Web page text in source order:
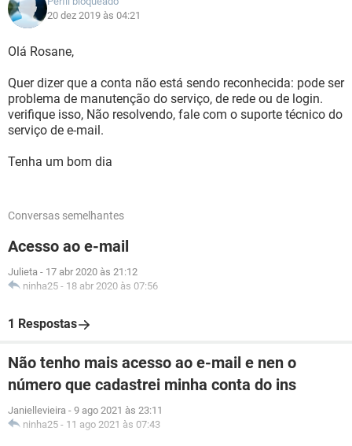
20 dez 2019 às 04:21
Olá Rosane,
Quer dizer que a conta não está sendo reconhecida: pode ser
problema de manutenção do serviço, de rede ou de login.
verifique isso, Não resolvendo, fale com o suporte técnico do
serviço de e-mail.
Tenha um bom dia
Conversas semelhantes
Acesso ao e-mail
Julieta - 17 abr 2020 às 21:12
ninha25 - 18 abr 2020 às 07:56
1 Respostas
Não tenho mais acesso ao e-mail e nen o
número que cadastrei minha conta do ins
Janiellevieira - 9 ago 2021 às 23:11
ninha25 - 11 ago 2021 às 07:43